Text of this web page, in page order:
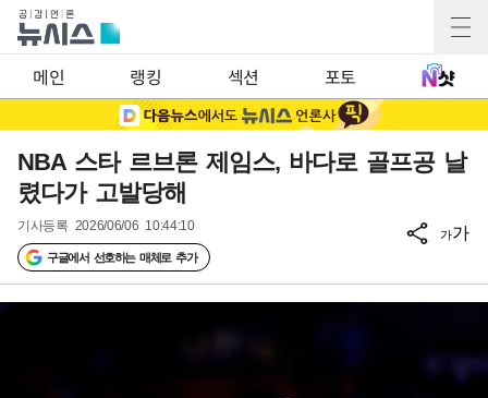
메인 랭킹 섹션 포토
NBA 스타 르브론 제임스, 바다로 골프공 날
렸다가 고발당해
기사등록 2026/06/06 10:44:10
구글에서 선호하는 매체로 추가
가가